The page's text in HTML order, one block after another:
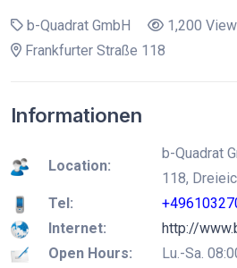
b-Quadrat GmbH
1,200
Frankfurter Straße 118
Informationen
Location:
b-Quadrat
118,
Tel:
Internet:
http://
Open Hours:
Lu.-Sa.